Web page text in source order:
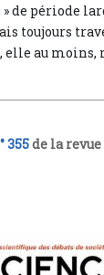
» de période
toujours
au moins,
355de la revue